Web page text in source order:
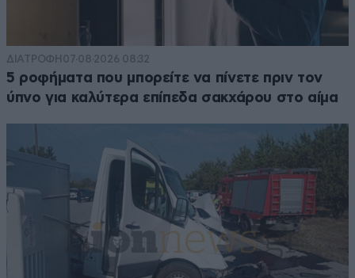
ΔΙΑΤΡΟΦΗ 07·08·2026 08:32
5 ροφήματα που μπορείτε να πίνετε πριν τον
ύπνο για καλύτερα επίπεδα σακχάρου στο αίμα